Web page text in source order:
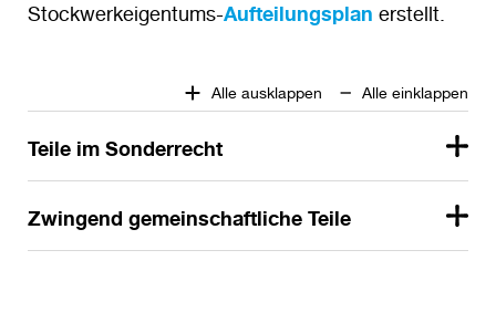
Stockwerkeigentums-Aufteilungsplan erstellt.
Alle ausklappen Alle einklappen
Teile im Sonderrecht
Zwingend gemeinschaftliche Teile